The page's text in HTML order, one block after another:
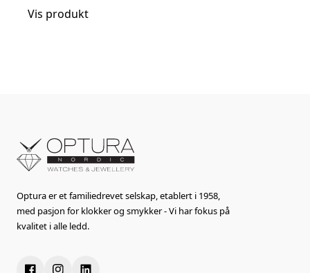
Vis produkt
Optura er et familiedrevet selskap, etablert i 1958,
med pasjon for klokker og smykker - Vi har fokus på
kvalitet i alle ledd.